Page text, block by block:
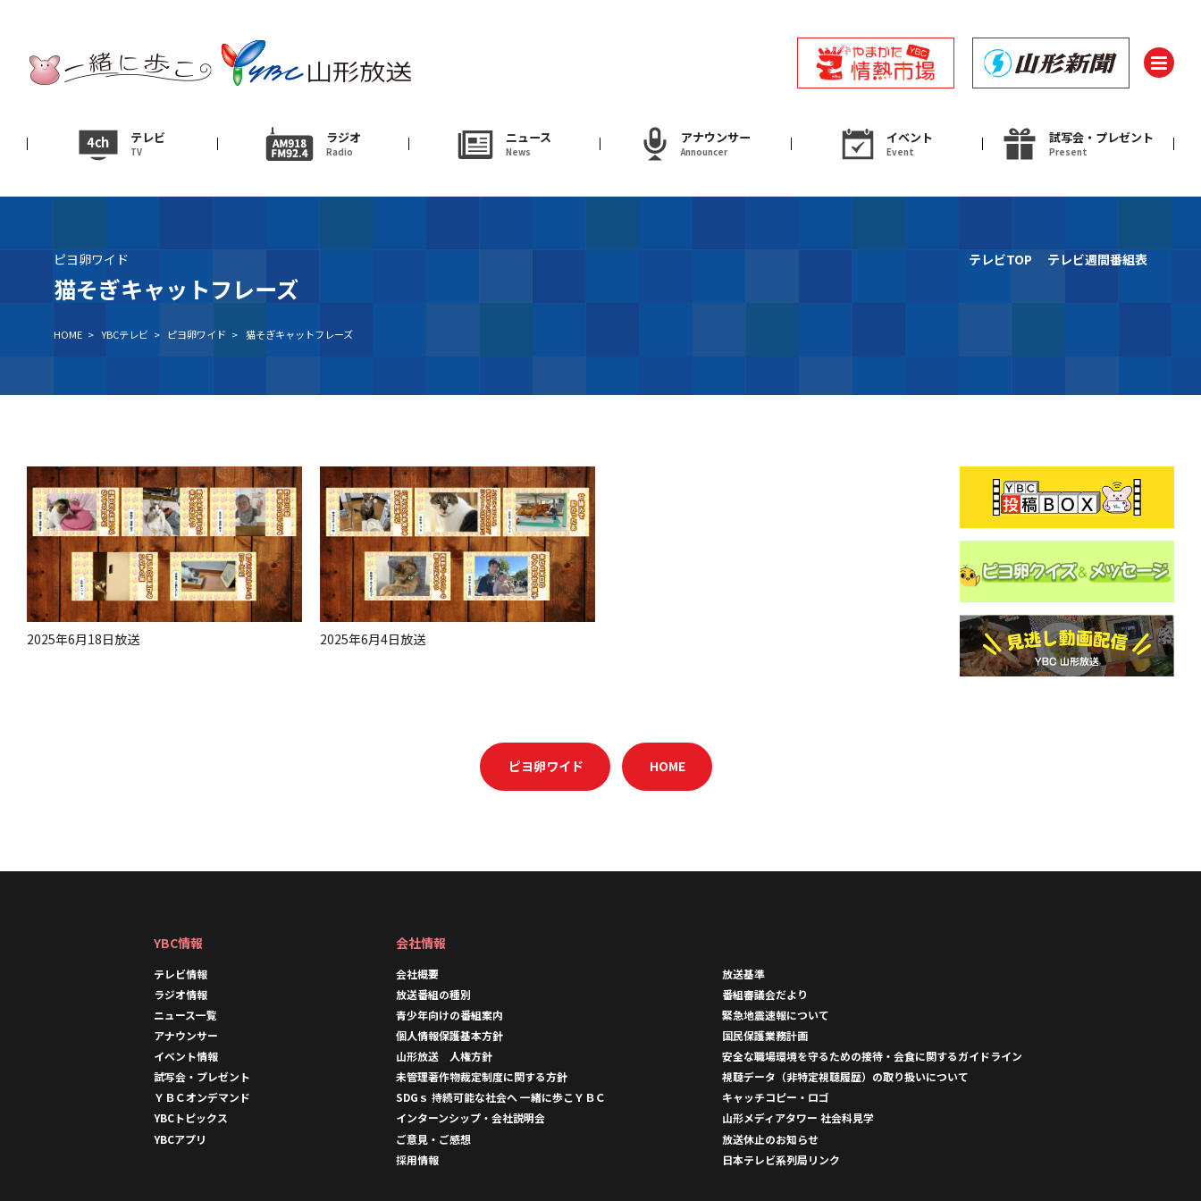
テレビ
TV
ラジオ
Radio
ニュース
News
アナウンサー
Announcer
イベント
Event
試写会・プレゼント
Present
テレビ
ニュース
News
アナウンサー
Announcer
イベント 試写会・プレゼント
ＹＢＣオンデマンド
ピヨ卵ワイド
猫そぎキャットフレーズ
テレビTOP テレビ週間番組表
HOME > YBCテレビ > ピヨ卵ワイド > 猫そぎキャットフレーズ
2025年6月18日放送 2025年6月4日放送
ピヨ卵ワイド HOME
YBC情報
テレビ情報
ラジオ情報
ニュース一覧
アナウンサー
イベント情報
試写会・プレゼント
ＹＢＣオンデマンド
YBCトピックス
YBCアプリ
会社情報
会社概要
放送基準
放送番組の種別
番組審議会だより
青少年向けの番組案内
緊急地震速報について
個人情報保護基本方針
国民保護業務計画
山形放送 人権方針
安全な職場環境を守るための接待・会食に関するガイドライン
未管理著作物裁定制度に関する方針
視聴データ（非特定視聴履歴）の取り扱いについて
SDGｓ 持続可能な社会へ 一緒に歩こＹＢＣ
キャッチコピー・ロゴ
インターンシップ・会社説明会
山形メディアタワー 社会科見学
ご意見・ご感想
放送休止のお知らせ
採用情報
日本テレビ系列局リンク